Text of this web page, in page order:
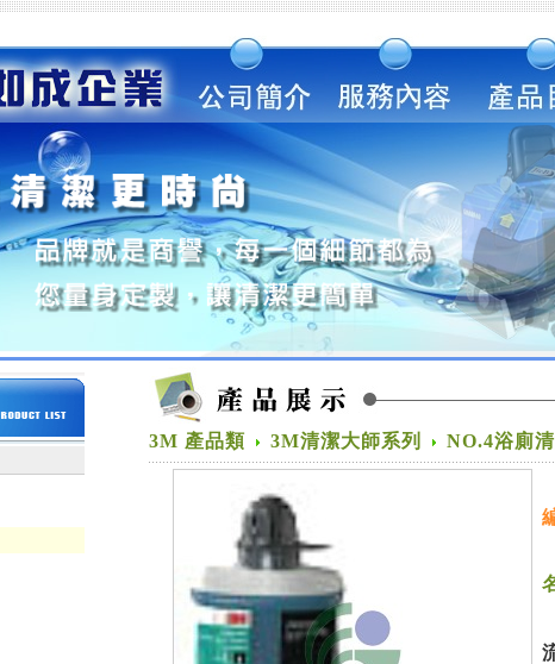
3M 產品類 3M清潔大師系列 NO.4浴廁